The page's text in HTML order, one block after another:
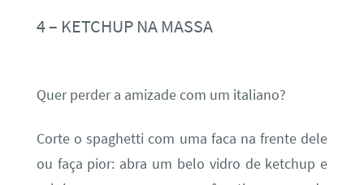
4 – KETCHUP NA MASSA
Quer perder a amizade com um italiano?
Corte o spaghetti com uma faca na frente dele
ou faça pior: abra um belo vidro de ketchup e